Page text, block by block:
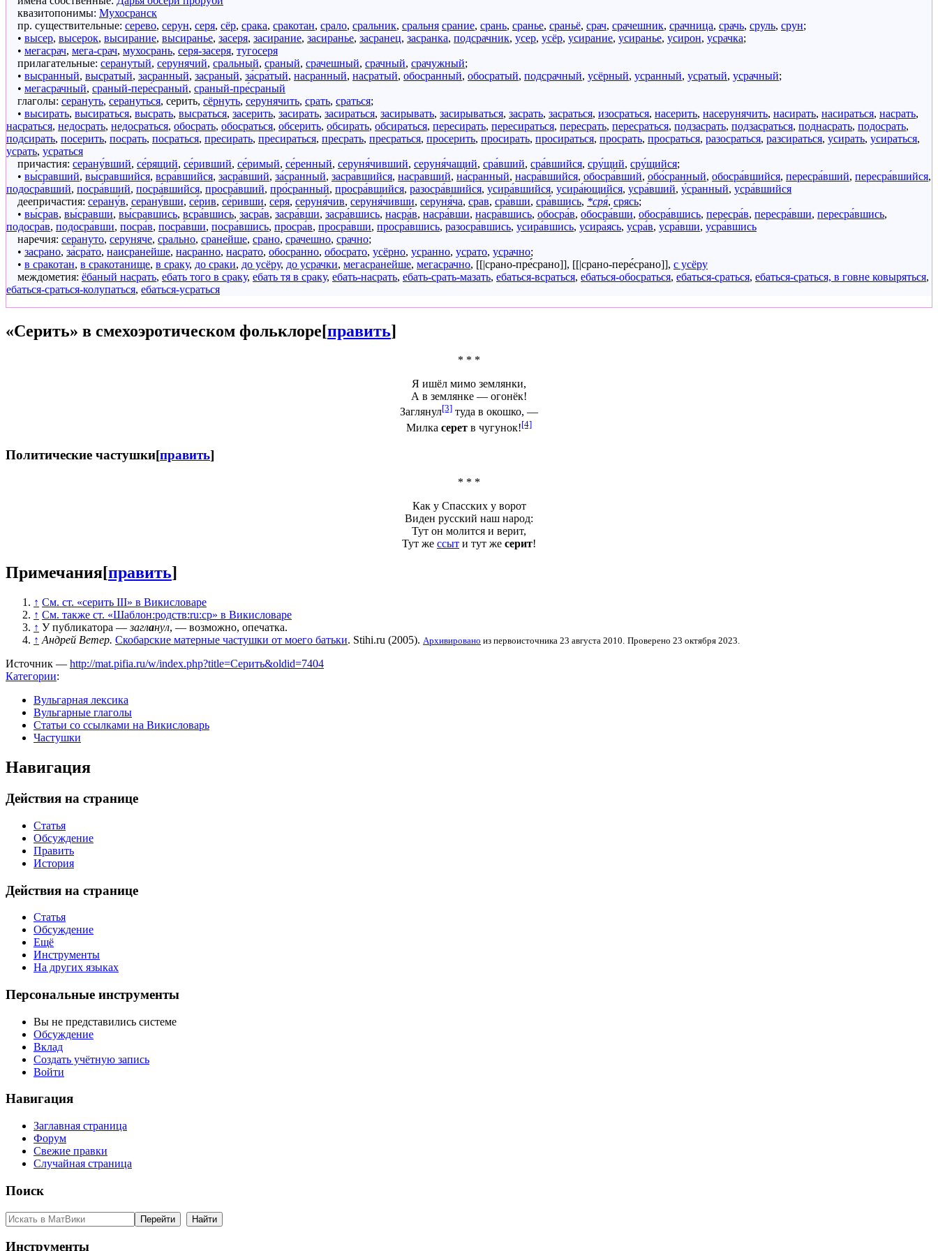
квазитопонимы: Мухосранск
пр. существительные: серево, серун, серя, сёр, срака, сракотан, срало, сральник, сральня срание, срань, сранье, сраньё, срач, срачешник, срачница, срачь, сруль, срун;
• высер, высерок, высирание, высиранье, засеря, засирание, засиранье, засранец, засранка, подсрачник, усер, усёр, усирание, усиранье, усирон, усрачка;
• мегасрач, мега-срач, мухосрань, серя-засеря, тугосеря
прилагательные: серанутый, серунячий, сральный, сраный, срачешный, срачный, срачужный;
• высранный, высратый, засранный, засраный, за́сра́тый, насранный, насратый, обосранный, обосратый, подсрачный, усёрный, усранный, усратый, усрачный;
• мегасрачный, сраный-пере́сраный, сраный-пре́сраный
глаголы: серануть, серануться, серить, сёрнуть, серунячить, срать, сраться;
• высирать, высираться, высрать, высраться, засерить, засирать, засираться, засирывать, засирываться, засрать, засраться, изосраться, насерить, насерунячить, насирать, насираться, насрать,
насраться, недосрать, недосраться, обосрать, обосраться, обсерить, обсирать, обсираться, пересирать, пересираться, пересрать, пересраться, подзасрать, подзасраться, поднасрать, подосрать,
подсирать, посерить, посрать, посраться, пресирать, пресираться, пресрать, пресраться, просерить, просирать, просираться, просрать, просраться, разосраться, разсираться, усирать, усираться,
усрать, усраться
причастия: серану́вший, се́рящий, се́ривший, се́римый, се́ренный, серуня́чивший, серуня́чащий, сра́вший, сра́вшийся, сру́щий, сру́щийся;
• вы́сравший, вы́сравшийся, всра́вшийся, засра́вший, за́сранный, засра́вшийся, насра́вший, на́сранный, насра́вшийся, обосра́вший, обо́сранный, обосра́вшийся, пересра́вший, пересра́вшийся,
подосра́вший, посра́вший, посра́вшийся, просра́вший, про́сранный, просра́вшийся, разосра́вшийся, усира́вшийся, усира́ющийся, усра́вший, у́сранный, усра́вшийся
деепричастия: серану́в, серану́вши, се́рив, се́ривши, се́ря, серуня́чив, серуня́чивши, серуня́ча, срав, сра́вши, сра́вшись, *сря́, срясь;
• вы́срав, вы́сравши, вы́сравшись, всра́вшись, засра́в, засра́вши, засра́вшись, насра́в, насра́вши, насра́вшись, обосра́в, обосра́вши, обосра́вшись, пересра́в, пересра́вши, пересра́вшись,
подосра́в, подосра́вши, посра́в, посра́вши, посра́вшись, просра́в, просра́вши, просра́вшись, разосра́вшись, усира́вшись, усира́ясь, усра́в, усра́вши, усра́вшись
наречия: серануто, серуняче, срально, сранейше, срано, срачешно, срачно;
• засрано, за́сра́то, наисранейше, насранно, насрато, обосранно, обосрато, усёрно, усранно, усрато, усрачно;
• в сракотан, в сракотанище, в сраку, до сраки, до усёру, до усрачки, мегасранейше, мегасрачно, [[|срано-пре́́срано]], [[|срано-пере́́срано]], с усёру
междометия: ёбаный насрать, ебать того в сраку, ебать тя в сраку, ебать-насрать, ебать-срать-мазать, ебаться-всраться, ебаться-обосраться, ебаться-сраться, ебаться-сраться, в говне ковыряться,
ебаться-сраться-колупаться, ебаться-усраться
«Серить» в смехоэротическом фольклоре[править]
* * *
Я ишёл мимо землянки,
А в землянке — огонёк!
Заглянул[3] туда в окошко, —
Милка серет в чугунок![4]
Политические частушки[править]
* * *
Как у Спасских у ворот
Виден русский наш народ:
Тут он молится и верит,
Тут же ссыт и тут же серит!
Примечания[править]
↑ См. ст. «серить III» в Викисловаре
↑ См. также ст. «Шаблон:родств:ru:ср» в Викисловаре
↑ У публикатора —загланул, — возможно, опечатка.
↑ Андрей Ветер. Скобарские матерные частушки от моего батьки. Stihi.ru (2005). Архивировано из первоисточника 23 августа 2010. Проверено 23 октября 2023.
Источник — http://mat.pifia.ru/w/index.php?title=Серить&oldid=7404
Категории:
Вульгарная лексика
Вульгарные глаголы
Статьи со ссылками на Викисловарь
Частушки
Навигация
Действия на странице
Статья
Обсуждение
Править
История
Действия на странице
Статья
Обсуждение
Ещё
Инструменты
На других языках
Персональные инструменты
Вы не представились системе
Обсуждение
Вклад
Создать учётную запись
Войти
Навигация
Заглавная страница
Форум
Свежие правки
Случайная страница
Поиск
Инструменты